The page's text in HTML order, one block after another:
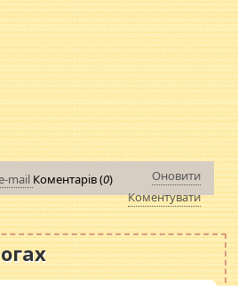
mail Коментарів (0)
Оновити
Коментувати